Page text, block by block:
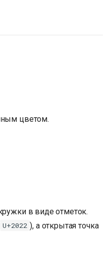
цветом.
в виде отметок.
U+2022 ), а открытая точка